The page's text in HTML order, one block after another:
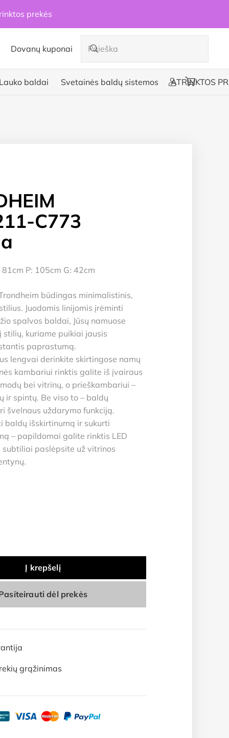
prekės
Dovanų kuponai
baldai Svetainės baldų sistemos ATRINKTOS
C773
P: 105cm G: 42cm
būdingas minimalistinis,
Juodomis linijomis įrėminti
spalvos baldai, Jūsų namuose
stilių, kuriame puikiai jausis
paprastumą.
lengvai derinkite skirtingose namų
kambariui rinktis galite iš įvairaus
bei vitrinų, o prieškambariui –
ir spintų. Be viso to – baldų
švelnaus uždarymo funkciją.
baldų išskirtinumą ir sukurti
– papildomai galite rinktis LED
paslėpsite už vitrinos
Į krepšelį
dėl prekės
grąžinimas